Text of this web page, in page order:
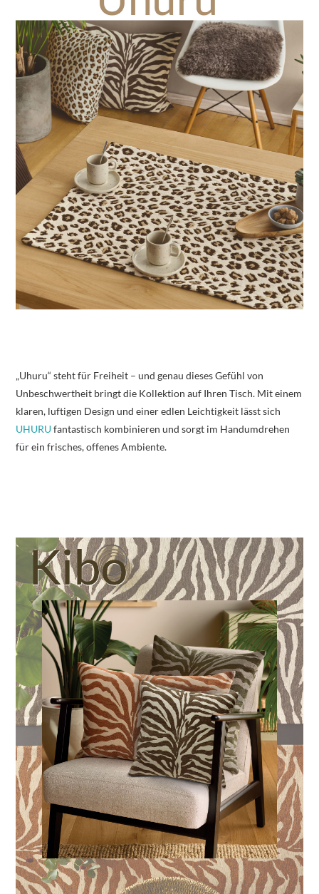
„Uhuru“ steht für Freiheit – und genau dieses Gefühl von
Unbeschwertheit bringt die Kollektion auf Ihren Tisch. Mit einem
klaren, luftigen Design und einer edlen Leichtigkeit lässt sich
UHURUfantastisch kombinieren und sorgt im Handumdrehen
für ein frisches, offenes Ambiente.